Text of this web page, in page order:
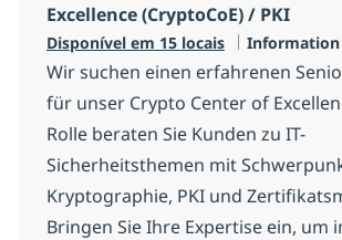
Excellence (CryptoCoE) / PKI
Disponível em 15 locais Categoria
Information
Wir suchen einen erfahrenen
für unser Crypto Center of
Rolle beraten Sie Kunden zu IT-
Sicherheitsthemen mit
Kryptographie, PKI und
Bringen Sie Ihre Expertise ein, um